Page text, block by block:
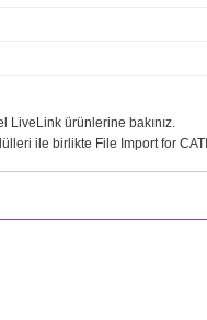
LiveLink ürünlerine bakınız.
ile birlikte File Import for